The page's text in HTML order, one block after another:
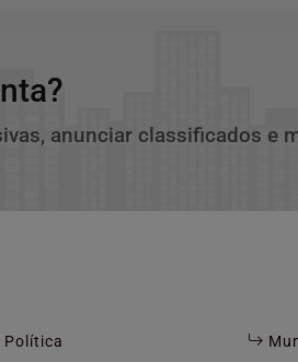
anunciar classificados e
Política